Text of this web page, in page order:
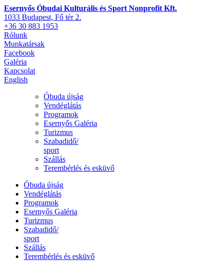
Esernyős Óbudai Kulturális és Sport Nonprofit Kft.
1033 Budapest, Fő tér 2.
+36 30 883 1953
Rólunk
Munkatársak
Facebook
Galéria
Kapcsolat
English
Óbuda újság
Vendéglátás
Programok
Esernyős Galéria
Turizmus
Szabadidő/
sport
Szállás
Terembérlés és esküvő
Óbuda újság
Vendéglátás
Programok
Esernyős Galéria
Turizmus
Szabadidő/
sport
Szállás
Terembérlés és esküvő